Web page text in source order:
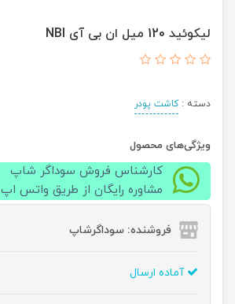
لیکوئید 120 میل ان بی آی NBI
دسته :کاشت پودر
ویژگی‌های محصول
کارشناس فروش سوداگر شاپ
مشاوره رایگان از طریق واتس اپ
فروشنده: سوداگرشاپ
آماده ارسال